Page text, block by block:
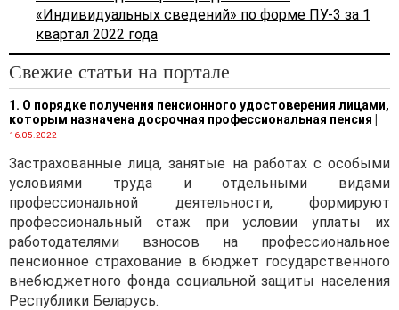
ЭЦП
«Индивидуальных сведений» по форме ПУ-3 за 1
квартал 2022 года
Свежие статьи на портале
1. О порядке получения пенсионного удостоверения лицами,
которым назначена досрочная профессиональная пенсия
16.05.2022
Застрахованные лица, занятые на работах с особыми
условиями труда и отдельными видами
профессиональной деятельности, формируют
профессиональный стаж при условии уплаты их
работодателями взносов на профессиональное
пенсионное страхование в бюджет государственного
внебюджетного фонда социальной защиты населения
Республики Беларусь.